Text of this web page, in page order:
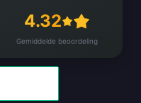
4.32
Gemiddelde beoordeling